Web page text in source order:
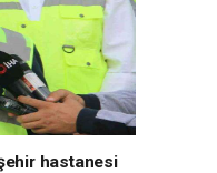
hastanesi